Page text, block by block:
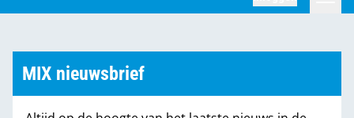
DHZ Sessie
Marktcijfers
MIX nieuwsbrief